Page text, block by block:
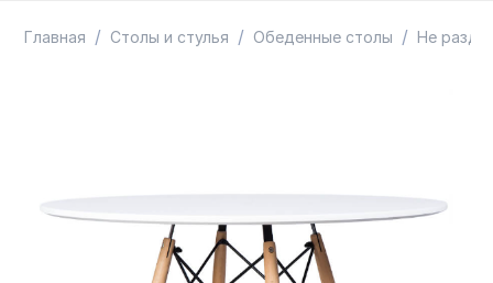
Главная / Столы и стулья / Обеденные столы / Не